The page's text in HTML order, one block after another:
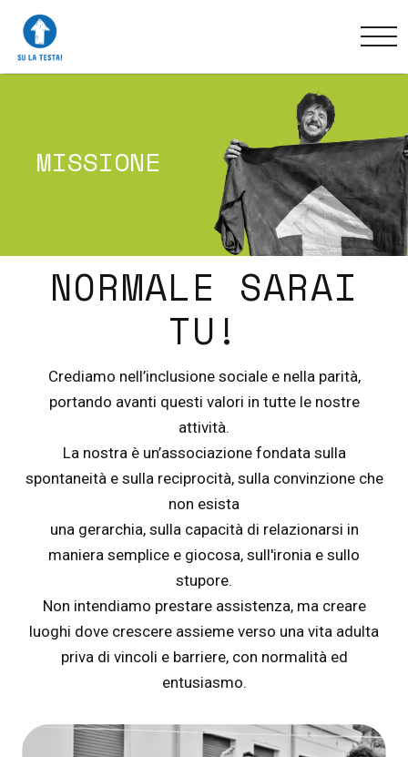
MISSIONE
NORMALE SARAI
TU!
Crediamo nell’inclusione sociale e nella parità,
portando avanti questi valori in tutte le nostre
attività.
La nostra è un’associazione fondata sulla
spontaneità e sulla reciprocità, sulla convinzione che
non esista
una gerarchia, sulla capacità di relazionarsi in
maniera semplice e giocosa, sull'ironia e sullo
stupore.
Non intendiamo prestare assistenza, ma creare
luoghi dove crescere assieme verso una vita adulta
priva di vincoli e barriere, con normalità ed
entusiasmo.